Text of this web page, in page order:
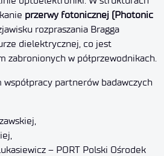
przerwy fotonicznej (Photonic
rozpraszania Bragga
dielektrycznej, co jest
zabronionych w półprzewodnikach.
partnerów badawczych
– PORT Polski Ośrodek